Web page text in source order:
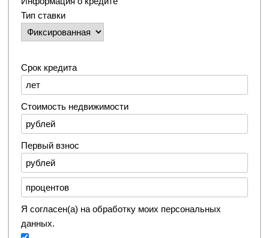
Тип ставки
Срок кредита
Стоимость недвижимости
Первый взнос
Я согласен(а) на обработку моих персональных
данных.